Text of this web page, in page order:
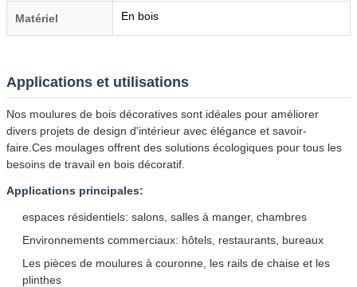
Matériel En bois
Applications et utilisations
Nos moulures de bois décoratives sont idéales pour améliorer
divers projets de design d'intérieur avec élégance et savoir-
faire.Ces moulages offrent des solutions écologiques pour tous les
besoins de travail en bois décoratif.
Applications principales:
espaces résidentiels: salons, salles à manger, chambres
Environnements commerciaux: hôtels, restaurants, bureaux
Les pièces de moulures à couronne, les rails de chaise et les
plinthes